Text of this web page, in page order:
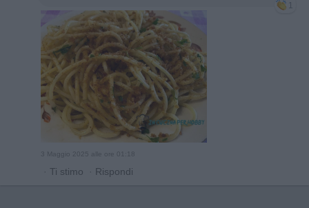
1
3 Maggio 2025 alle ore 01:18
· Ti stimo · Rispondi